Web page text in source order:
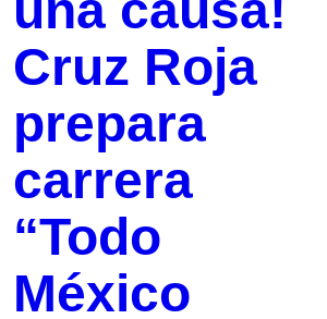
Cruz Roja
prepara
carrera
“Todo
México